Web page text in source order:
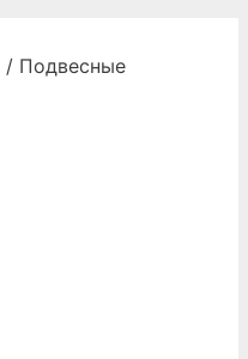
/ Подвесные